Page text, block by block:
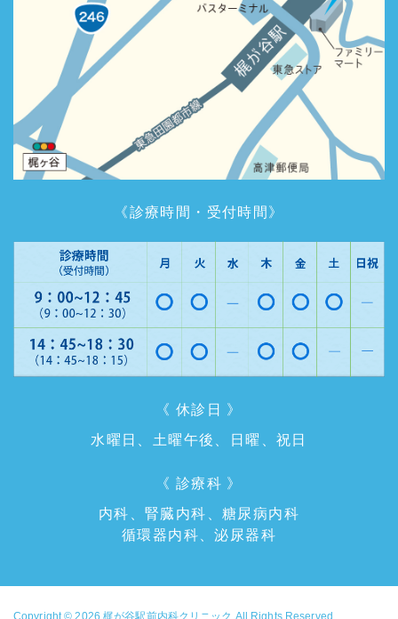
《診療時間・受付時間》
《 休診日 》
水曜日、土曜午後、日曜、祝日
《 診療科 》
内科、腎臓内科、糖尿病内科
循環器内科、泌尿器科
Copyright © 2026梶が谷駅前内科クリニック All Rights Reserved.